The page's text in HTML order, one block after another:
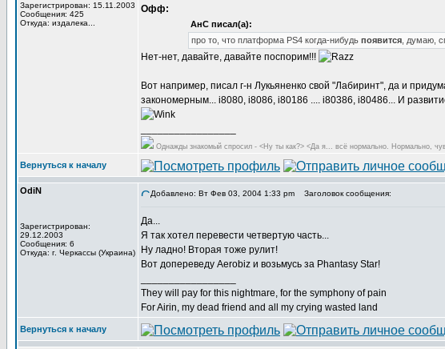
Зарегистрирован: 15.11.2003
Сообщения: 425
Откуда: издалека...
Офф:
АнС писал(а):
про то, что платформа PS4 когда-нибудь появится, думаю,
Нет-нет, давайте, давайте поспорим!!!
Вот например, писал г-н Лукьяненко свой "Лабиринт", да и
закономерным... i8080, i8086, i80186 .... i80386, i80486... И
Однажды знакомый спросил - <Ну ты как?> <Да я... всё нормально. Нормально,
Вернуться к началу
OdiN
Зарегистрирован:
29.12.2003
Сообщения: 6
Откуда: г. Черкассы (Украина)
Добавлено: Вт Фев 03, 2004 1:33 pm Заголовок сообщения:
Да...
Я так хотел перевести четвертую часть...
Ну ладно! Вторая тоже рулит!
Вот допереведу Aerobiz и возьмусь за Phantasy Star!
They will pay for this nightmare, for the symphony of pain
For Airin, my dead friend and all my crying wasted land
Вернуться к началу